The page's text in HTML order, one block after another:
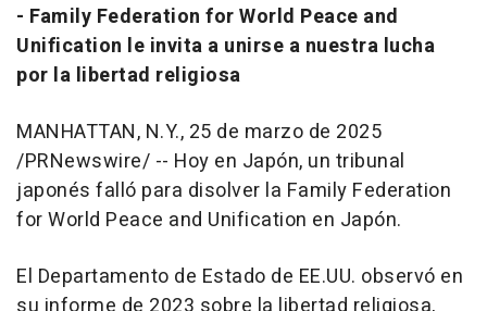
- Family Federation for World Peace and
Unification le invita a unirse a nuestra lucha
por la libertad religiosa
MANHATTAN, N.Y., 25 de marzo de 2025
/PRNewswire/ -- Hoy en Japón, un tribunal
japonés falló para disolver la Family Federation
for World Peace and Unification en Japón.
El Departamento de Estado de EE.UU. observó en